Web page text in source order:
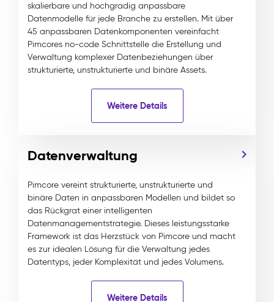
skalierbare und hochgradig anpassbare
Datenmodelle für jede Branche zu erstellen. Mit über
45 anpassbaren Datenkomponenten vereinfacht
Pimcores no-code Schnittstelle die Erstellung und
Verwaltung komplexer Datenbeziehungen über
strukturierte, unstrukturierte und binäre Assets.
Weitere Details
Datenverwaltung
Pimcore vereint strukturierte, unstrukturierte und
binäre Daten in anpassbaren Modellen und bildet so
das Rückgrat einer intelligenten
Datenmanagementstrategie. Dieses leistungsstarke
Framework ist das Herzstück von Pimcore und macht
es zur idealen Lösung für die Verwaltung jedes
Datentyps, jeder Komplexität und jedes Volumens.
Weitere Details